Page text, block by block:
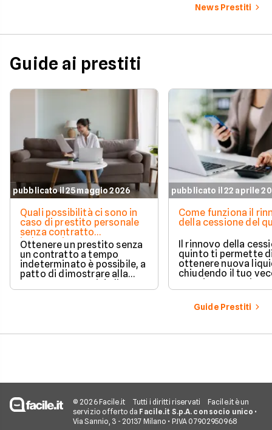
News Prestiti
Guide ai prestiti
pubblicato il 25 maggio 2026
Quali possibilità ci sono in
caso di prestito personale
senza contratto
indeterminato
Ottenere un prestito senza
un contratto a tempo
indeterminato è possibile, a
patto di dimostrare alla
banca una capacità di
rimborso solida e costante.
quali strategie puoi
pubblicato il 22 aprile
Come funziona il
della cessione del
Il rinnovo della
quinto ti permette
ottenere nuova
chiudendo il tuo
prestito per aprirne
vantaggioso.
Guide Prestiti
© 2026 Facile.it Tutti i diritti riservati
Facile.it è un
servizio offerto da Facile.it S.p.A. con socio unico •
Via Sannio, 3 - 20137 Milano • P.IVA 07902950968